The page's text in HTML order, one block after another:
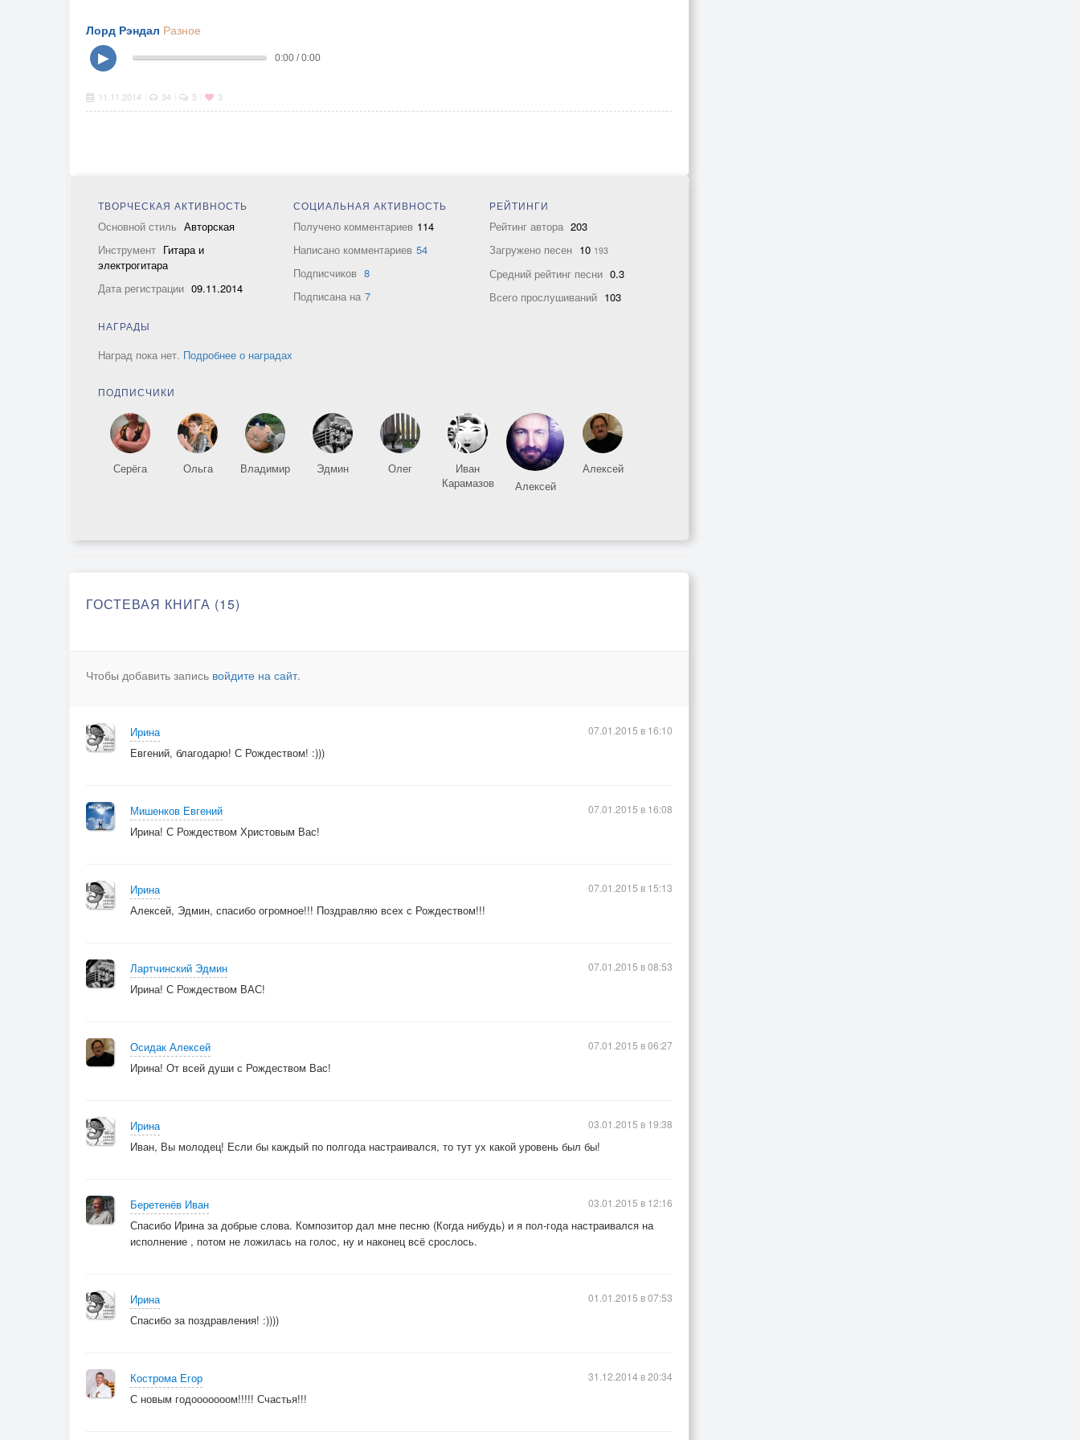
Лорд Рэндал Разное
▶
0:00 / 0:00
11.11.2014 34 5 3
ТВОРЧЕСКАЯ АКТИВНОСТЬ
Основной стиль Авторская
Инструмент Гитара и
электрогитара
Дата регистрации 09.11.2014
СОЦИАЛЬНАЯ АКТИВНОСТЬ
Получено комментариев 114
Написано комментариев 54
Подписчиков 8
Подписана на 7
РЕЙТИНГИ
Рейтинг автора 203
Загружено песен 10 193
Средний рейтинг песни 0.3
Всего прослушиваний 103
НАГРАДЫ
Наград пока нет. Подробнее о наградах
ПОДПИСЧИКИ
Серёга Ольга Владимир Эдмин Олег
Иван
Карамазов
Алексей
Алексей
ГОСТЕВАЯ КНИГА (15)
Чтобы добавить запись войдите на сайт.
Ирина
Евгений, благодарю! С Рождеством! :)))
07.01.2015 в 16:10
Мишенков Евгений
Ирина! С Рождеством Христовым Вас!
07.01.2015 в 16:08
Ирина
Алексей, Эдмин, спасибо огромное!!! Поздравляю всех с Рождеством!!!
07.01.2015 в 15:13
Лартчинский Эдмин
Ирина! С Рождеством ВАС!
07.01.2015 в 08:53
Осидак Алексей
Ирина! От всей души с Рождеством Вас!
07.01.2015 в 06:27
Ирина
Иван, Вы молодец! Если бы каждый по полгода настраивался, то тут ух какой уровень был бы!
03.01.2015 в 19:38
Беретенёв Иван
Спасибо Ирина за добрые слова. Композитор дал мне песню (Когда нибудь) и я пол-года настраивался на
исполнение , потом не ложилась на голос, ну и наконец всё срослось.
03.01.2015 в 12:16
Ирина
Спасибо за поздравления! :))))
01.01.2015 в 07:53
Кострома Егор
С новым годооооооом!!!!! Счастья!!!
31.12.2014 в 20:34